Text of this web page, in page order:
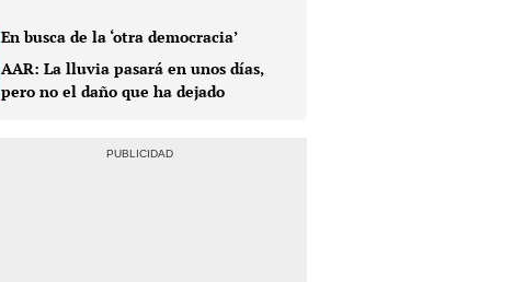
En busca de la ‘otra democracia’
AAR: La lluvia pasará en unos días,
pero no el daño que ha dejado